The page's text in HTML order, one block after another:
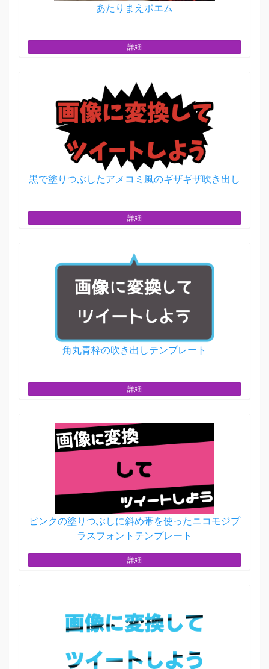
あたりまえポエム
詳細
黒で塗りつぶしたアメコミ風のギザギザ吹き出し
詳細
角丸青枠の吹き出しテンプレート
詳細
ピンクの塗りつぶしに斜め帯を使ったニコモジプ
ラスフォントテンプレート
詳細